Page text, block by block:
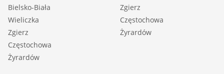
Bielsko-Biała
Wieliczka
Zgierz
Częstochowa
Żyrardów
Zgierz
Częstochowa
Żyrardów